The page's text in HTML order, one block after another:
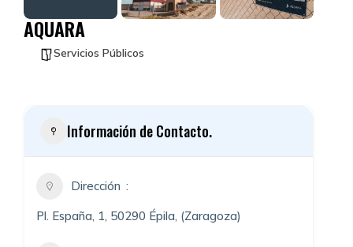
AQUARA
Servicios Públicos
Información de Contacto.
Dirección
Pl. España, 1, 50290 Épila, (Zaragoza)